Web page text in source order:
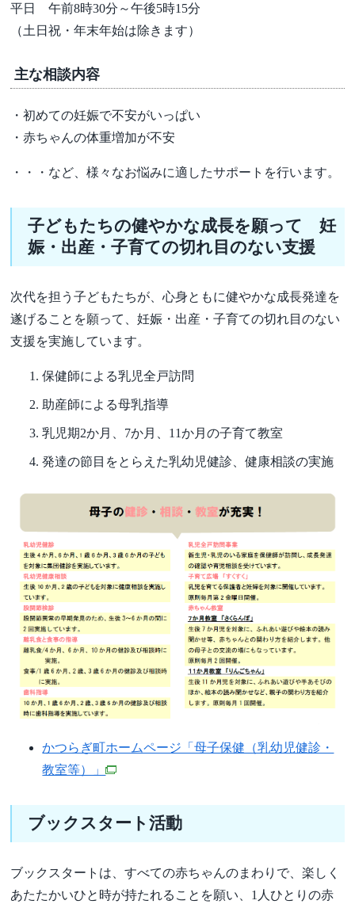
平日 午前8時30分～午後5時15分
（土日祝・年末年始は除きます）
主な相談内容
・初めての妊娠で不安がいっぱい
・赤ちゃんの体重増加が不安
・・・など、様々なお悩みに適したサポートを行います。
子どもたちの健やかな成長を願って 妊
娠・出産・子育ての切れ目のない支援
次代を担う子どもたちが、心身ともに健やかな成長発達を
遂げることを願って、妊娠・出産・子育ての切れ目のない
支援を実施しています。
保健師による乳児全戸訪問
助産師による母乳指導
乳児期2か月、7か月、11か月の子育て教室
発達の節目をとらえた乳幼児健診、健康相談の実施
かつらぎ町ホームページ「母子保健（乳幼児健診・
教室等）」
ブックスタート活動
ブックスタートは、すべての赤ちゃんのまわりで、楽しく
あたたかいひと時が持たれることを願い、1人ひとりの赤